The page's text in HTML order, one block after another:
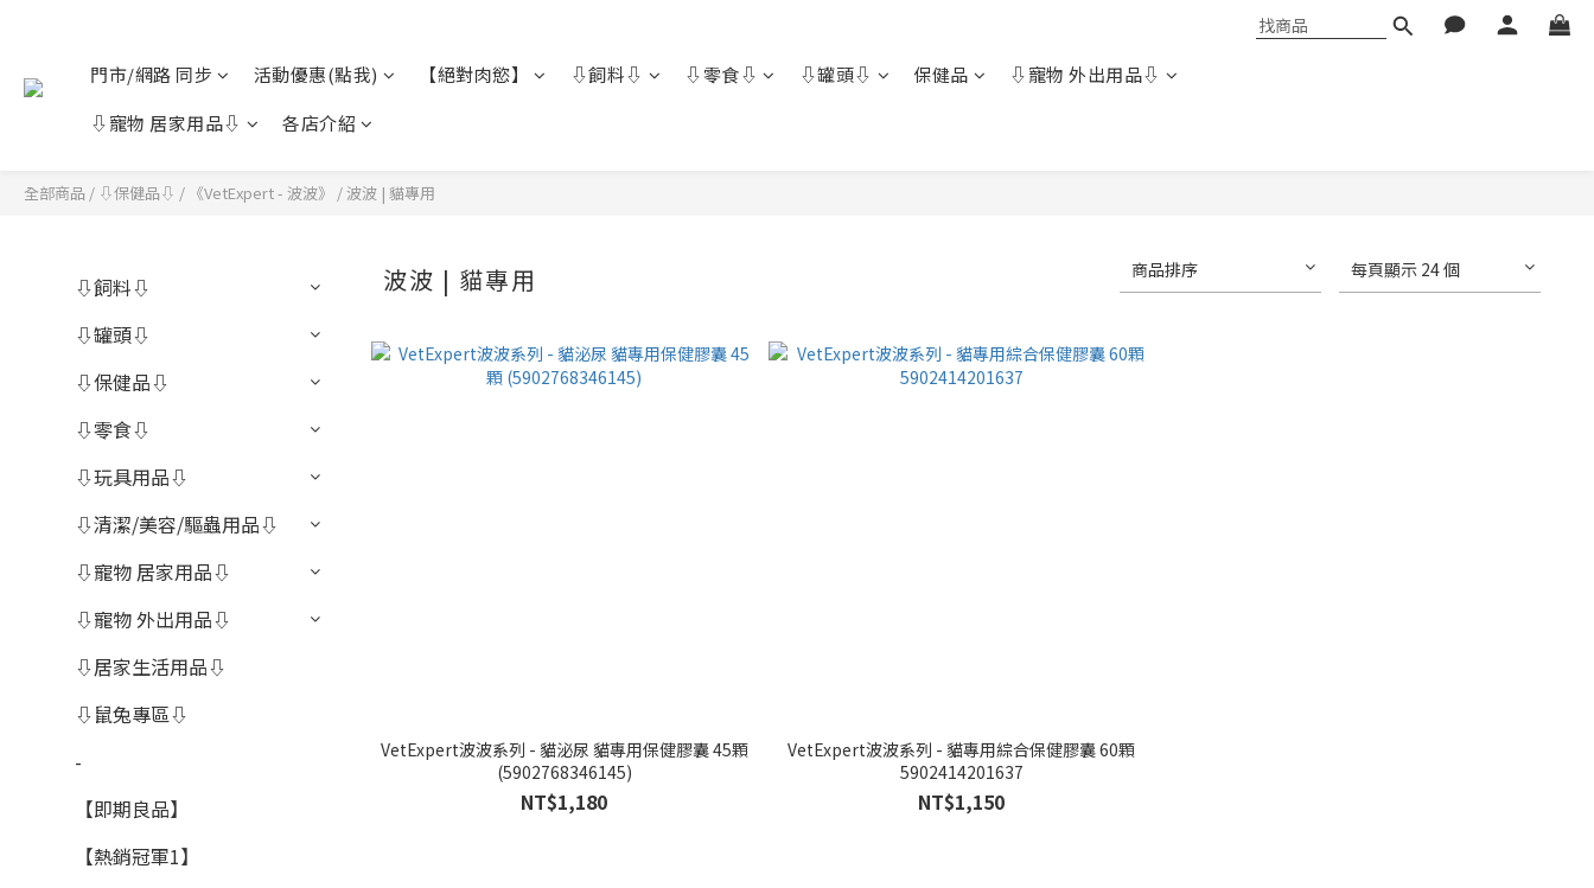
門市/網路 同步 活動優惠(點我) 【絕對肉慾】 ⇩飼料⇩ ⇩零食⇩ ⇩罐頭⇩ 保健品
⇩寵物 外出用品⇩
⇩寵物 居家用品⇩
各店介紹
全部商品 / ⇩保健品⇩ / 《VetExpert - 波波》 /波波 | 貓專用
⇩飼料⇩
⇩罐頭⇩
⇩保健品⇩
⇩零食⇩
⇩玩具用品⇩
⇩清潔/美容/驅蟲用品⇩
⇩寵物 居家用品⇩
⇩寵物 外出用品⇩
⇩居家生活用品⇩
⇩鼠兔專區⇩
-
【即期良品】
【熱銷冠軍1】
波波 | 貓專用 商品排序 每頁顯示 24 個
VetExpert波波系列 - 貓泌尿 貓專用保健膠囊 45顆
(5902768346145)
NT$1,180
VetExpert波波系列 - 貓專用綜合保健膠囊 60顆
5902414201637
NT$1,150